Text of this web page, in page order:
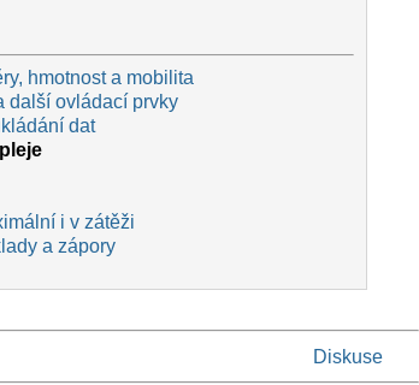
hmotnost a mobilita
další ovládací prvky
dat
i v zátěži
a zápory
Diskuse